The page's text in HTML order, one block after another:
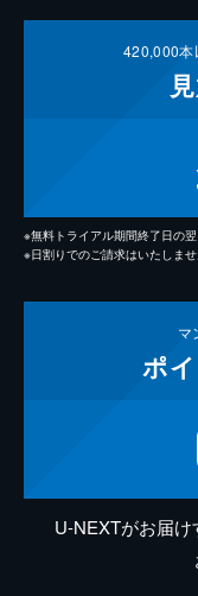
420,000本
※無料トライアル期間終了日の
※日割りでのご請求はいたしませ
マ
ポ
U-NEXTがお届